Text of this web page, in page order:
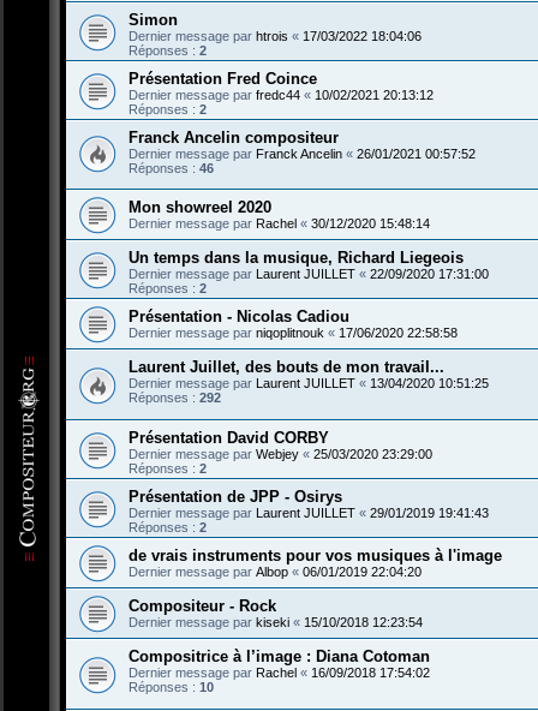
Simon
Dernier message par htrois « 17/03/2022 18:04:06
Réponses : 2
Présentation Fred Coince
Dernier message par fredc44 « 10/02/2021 20:13:12
Réponses : 2
Franck Ancelin compositeur
Dernier message par Franck Ancelin « 26/01/2021 00:57:52
Réponses : 46
Mon showreel 2020
Dernier message par Rachel « 30/12/2020 15:48:14
Un temps dans la musique, Richard Liegeois
Dernier message par Laurent JUILLET « 22/09/2020 17:31:00
Réponses : 2
Présentation - Nicolas Cadiou
Dernier message par niqoplitnouk « 17/06/2020 22:58:58
Laurent Juillet, des bouts de mon travail...
Dernier message par Laurent JUILLET « 13/04/2020 10:51:25
Réponses : 292
Présentation David CORBY
Dernier message par Webjey « 25/03/2020 23:29:00
Réponses : 2
Présentation de JPP - Osirys
Dernier message par Laurent JUILLET « 29/01/2019 19:41:43
Réponses : 2
de vrais instruments pour vos musiques à l'image
Dernier message par Albop « 06/01/2019 22:04:20
Compositeur - Rock
Dernier message par kiseki « 15/10/2018 12:23:54
Compositrice à l’image : Diana Cotoman
Dernier message par Rachel « 16/09/2018 17:54:02
Réponses : 10